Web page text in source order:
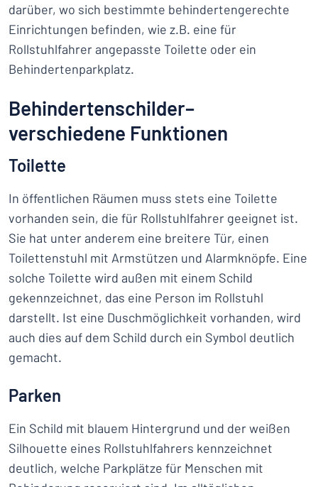
darüber, wo sich bestimmte behindertengerechte
Einrichtungen befinden, wie z.B. eine für
Rollstuhlfahrer angepasste Toilette oder ein
Behindertenparkplatz.
Behindertenschilder–
verschiedene Funktionen
Toilette
In öffentlichen Räumen muss stets eine Toilette
vorhanden sein, die für Rollstuhlfahrer geeignet ist.
Sie hat unter anderem eine breitere Tür, einen
Toilettenstuhl mit Armstützen und Alarmknöpfe. Eine
solche Toilette wird außen mit einem Schild
gekennzeichnet, das eine Person im Rollstuhl
darstellt. Ist eine Duschmöglichkeit vorhanden, wird
auch dies auf dem Schild durch ein Symbol deutlich
gemacht.
Parken
Ein Schild mit blauem Hintergrund und der weißen
Silhouette eines Rollstuhlfahrers kennzeichnet
deutlich, welche Parkplätze für Menschen mit